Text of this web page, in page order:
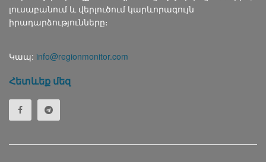
լուսաբանում և վերլուծում կարևորագույն
իրադարձությունները։
Կապ: info@regionmonitor.com
Հետևեք մեզ